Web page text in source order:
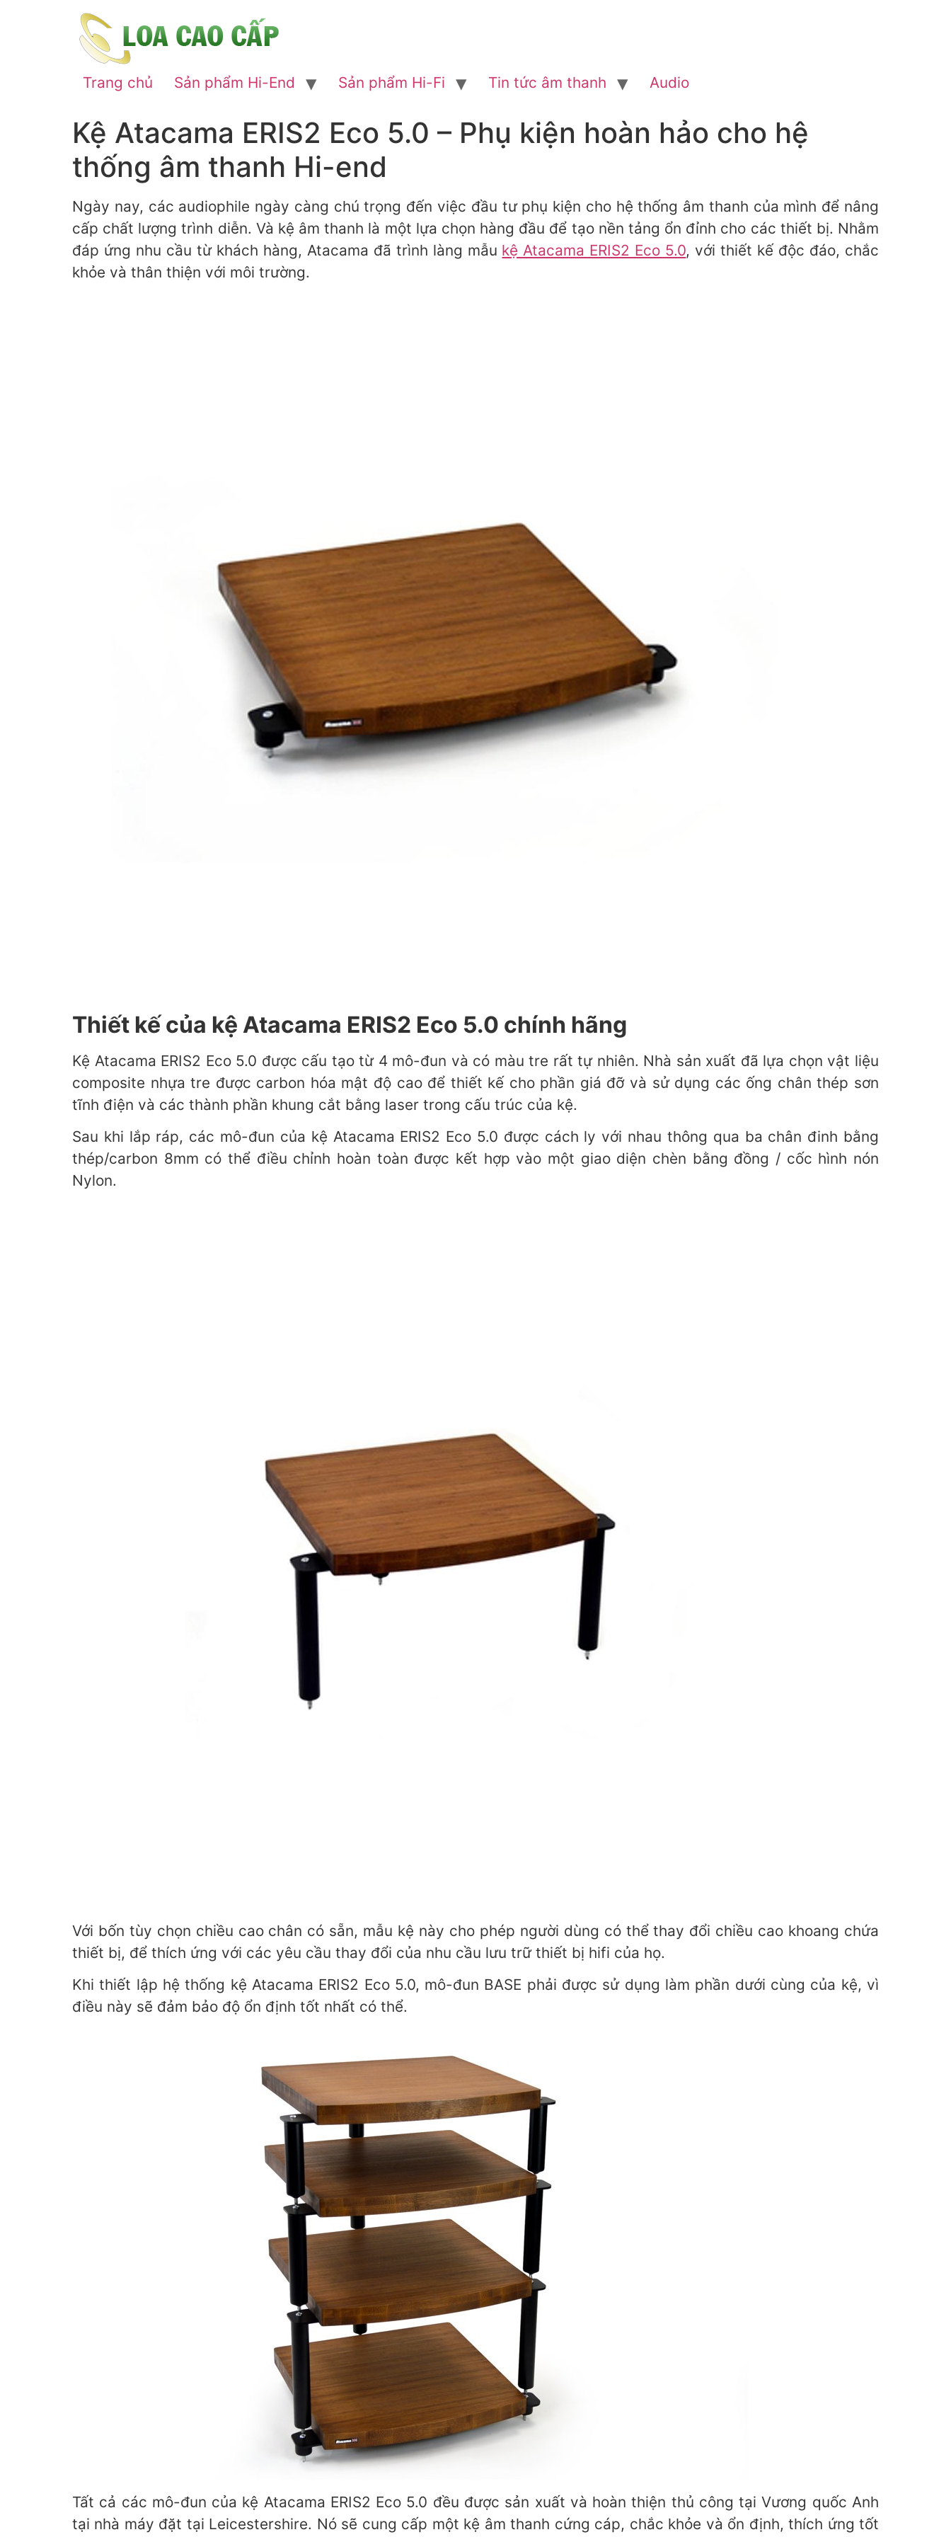
Trang chủ Sản phẩm Hi-End Sản phẩm Hi-Fi Tin tức âm thanh Audio
Kệ Atacama ERIS2 Eco 5.0 – Phụ kiện hoàn hảo cho hệ
thống âm thanh Hi-end
Ngày nay, các audiophile ngày càng chú trọng đến việc đầu tư phụ kiện cho hệ thống âm thanh của mình để nâng
cấp chất lượng trình diễn. Và kệ âm thanh là một lựa chọn hàng đầu để tạo nền tảng ổn đỉnh cho các thiết bị. Nhằm
đáp ứng nhu cầu từ khách hàng, Atacama đã trình làng mẫu kệ Atacama ERIS2 Eco 5.0, với thiết kế độc đáo, chắc
khỏe và thân thiện với môi trường.
Thiết kế của kệ Atacama ERIS2 Eco 5.0 chính hãng
Kệ Atacama ERIS2 Eco 5.0 được cấu tạo từ 4 mô-đun và có màu tre rất tự nhiên. Nhà sản xuất đã lựa chọn vật liệu
composite nhựa tre được carbon hóa mật độ cao để thiết kế cho phần giá đỡ và sử dụng các ống chân thép sơn
tĩnh điện và các thành phần khung cắt bằng laser trong cấu trúc của kệ.
Sau khi lắp ráp, các mô-đun của kệ Atacama ERIS2 Eco 5.0 được cách ly với nhau thông qua ba chân đinh bằng
thép/carbon 8mm có thể điều chỉnh hoàn toàn được kết hợp vào một giao diện chèn bằng đồng / cốc hình nón
Nylon.
Với bốn tùy chọn chiều cao chân có sẵn, mẫu kệ này cho phép người dùng có thể thay đổi chiều cao khoang chứa
thiết bị, để thích ứng với các yêu cầu thay đổi của nhu cầu lưu trữ thiết bị hifi của họ.
Khi thiết lập hệ thống kệ Atacama ERIS2 Eco 5.0, mô-đun BASE phải được sử dụng làm phần dưới cùng của kệ, vì
điều này sẽ đảm bảo độ ổn định tốt nhất có thể.
Tất cả các mô-đun của kệ Atacama ERIS2 Eco 5.0 đều được sản xuất và hoàn thiện thủ công tại Vương quốc Anh
tại nhà máy đặt tại Leicestershire. Nó sẽ cung cấp một kệ âm thanh cứng cáp, chắc khỏe và ổn định, thích ứng tốt